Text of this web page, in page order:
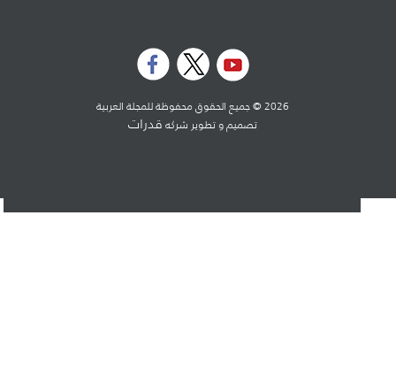
2026 © جميع الحقوق محفوظة للمجلة العربية
تصميم و تطوير شركهقدرات